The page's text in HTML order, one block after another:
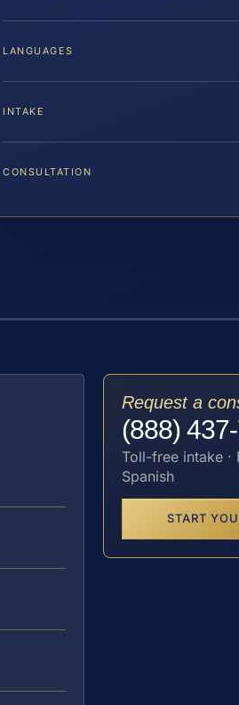
LANGUAGES
INTAKE
CONSULTATION
Request a
(888)
Toll-free intake ·
Spanish
START